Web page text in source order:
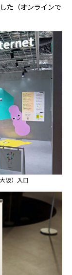
た（オンラインで
阪）入口